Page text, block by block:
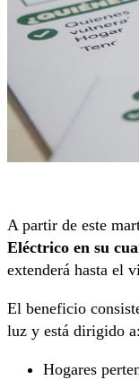
A partir de este
Eléctrico en su
extenderá hasta el
El beneficio
luz y está dirigido a:
Hogares